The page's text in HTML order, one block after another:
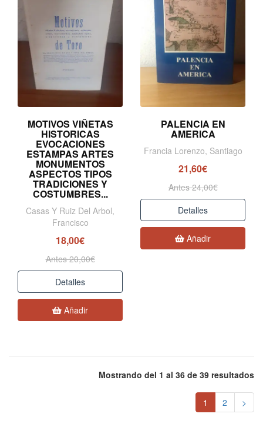
MOTIVOS VIÑETAS
HISTORICAS
EVOCACIONES
ESTAMPAS ARTES
MONUMENTOS
ASPECTOS TIPOS
TRADICIONES Y
COSTUMBRES...
Casas Y Ruiz Del Arbol,
Francisco
18,00€
Antes 20,00€
Detalles
Añadir
PALENCIA EN
AMERICA
Francia Lorenzo, Santiago
21,60€
Antes 24,00€
Detalles
Añadir
Mostrando del 1 al 36 de 39 resultados
1 2 >